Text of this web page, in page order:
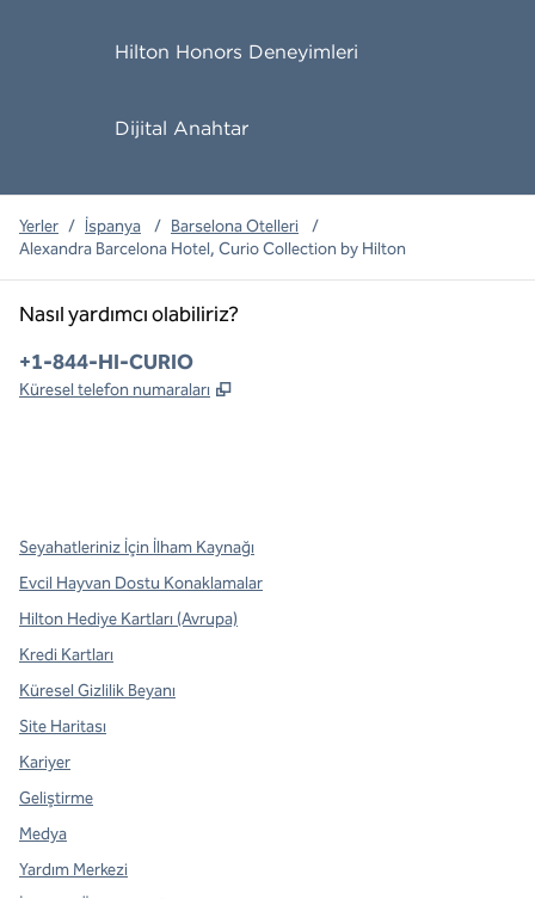
Hilton Honors Deneyimleri
Dijital Anahtar
Yerler / İspanya / Barselona Otelleri
/
Alexandra Barcelona Hotel, Curio Collection by Hilton
Nasıl yardımcı olabiliriz?
Telefon:
+1-844-HI-CURIO
Küresel telefon numaraları ,
Seyahatleriniz İçin İlham Kaynağı
Evcil Hayvan Dostu Konaklamalar
Hilton Hediye Kartları (Avrupa)
Kredi Kartları
Küresel Gizlilik Beyanı
Site Haritası
Kariyer
Geliştirme
Medya
Yardım Merkezi